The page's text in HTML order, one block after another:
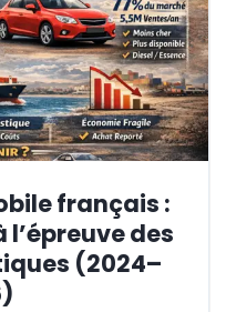
français :
des
(2024–